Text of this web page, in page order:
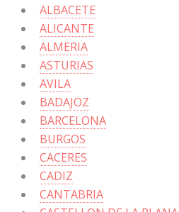
ALBACETE
ALICANTE
ALMERIA
ASTURIAS
AVILA
BADAJOZ
BARCELONA
BURGOS
CACERES
CADIZ
CANTABRIA